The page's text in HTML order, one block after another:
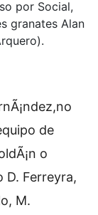
por Social,
granates Alan
de
o
D. Ferreyra,
M.